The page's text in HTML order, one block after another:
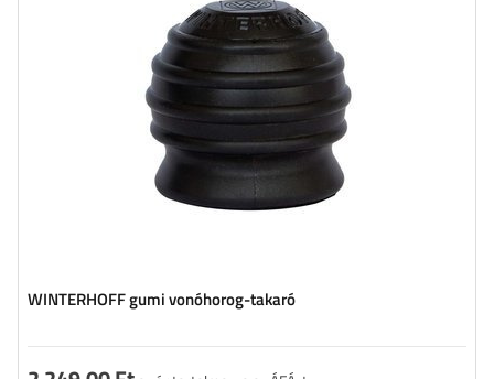
WINTERHOFF gumi vonóhorog-takaró